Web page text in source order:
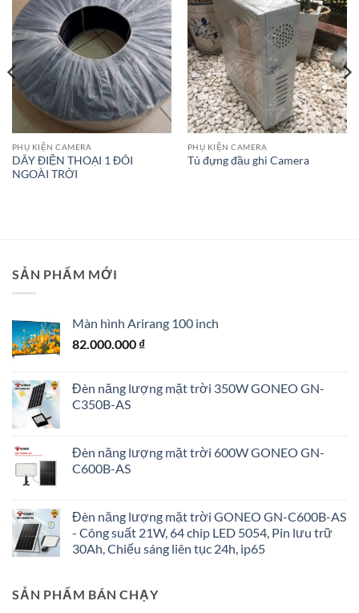
PHỤ KIỆN CAMERA
DÂY ĐIỆN THOẠI 1 ĐÔI
NGOÀI TRỜI
PHỤ KIỆN CAMERA
Tủ đựng đầu ghi Camera
SẢN PHẨM MỚI
Màn hình Arirang 100 inch
82.000.000 ₫
Đèn năng lượng mặt trời 350W GONEO GN-
C350B-AS
Đèn năng lượng mặt trời 600W GONEO GN-
C600B-AS
Đèn năng lượng mặt trời GONEO GN-C600B-AS
- Công suất 21W, 64 chip LED 5054, Pin lưu trữ
30Ah, Chiếu sáng liên tục 24h, ip65
SẢN PHẨM BÁN CHẠY